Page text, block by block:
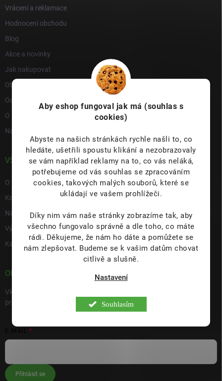
Aby eshop fungoval jak má (souhlas s
cookies)
Abyste na našich stránkách rychle našli to, co
hledáte, ušetřili spoustu klikání a nezobrazovaly
se vám například reklamy na to, co vás neláká,
potřebujeme od vás souhlas se zpracováním
cookies, takových malých souborů, které se
ukládají ve vašem prohlížeči.
Díky nim vám naše stránky zobrazíme tak, aby
všechno fungovalo správně a dle toho, co máte
rádi. Děkujeme, že nám ho dáte a pomůžete se
nám zlepšovat. Budeme se k vašim datům chovat
citlivě a slušně.
Nastavení
Souhlasím
Vrácení a reklamace
Hodnocení obchodu
Blog
Akce a novinky
Jak nakupovat
Obchodní podmínky
Ochrana osobních údajů
O nás
Napište nám
VŠE O NÁS
O nás
Kontakty
Napište nám
Výdejní místo s prodejnou Hulín
Kariéra
ODEBÍRAT NEWSLETTER
Vložte svůj e-mail a my vám budeme zasílat informace o nových
produktech na našem e-shopu.
Přihlásit se